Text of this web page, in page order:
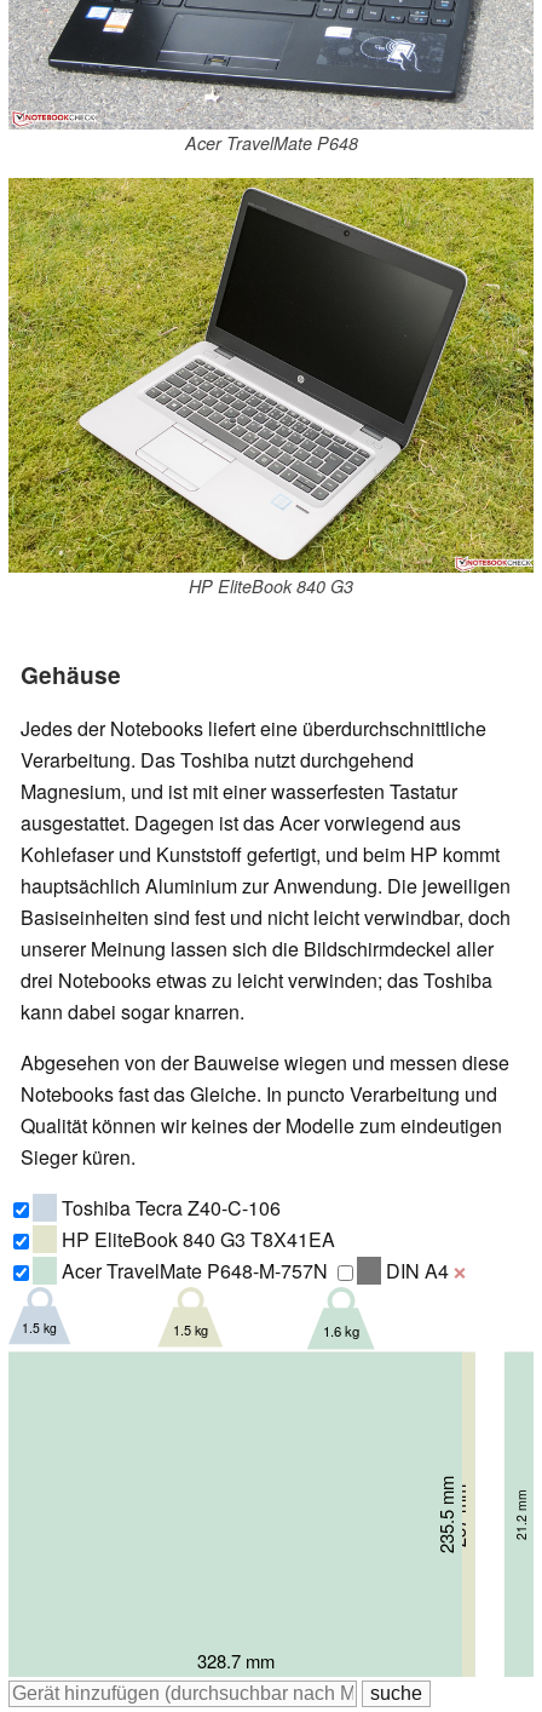
Acer TravelMate P648
HP EliteBook 840 G3
Gehäuse
Jedes der Notebooks liefert eine überdurchschnittliche
Verarbeitung. Das Toshiba nutzt durchgehend
Magnesium, und ist mit einer wasserfesten Tastatur
ausgestattet. Dagegen ist das Acer vorwiegend aus
Kohlefaser und Kunststoff gefertigt, und beim HP kommt
hauptsächlich Aluminium zur Anwendung. Die jeweiligen
Basiseinheiten sind fest und nicht leicht verwindbar, doch
unserer Meinung lassen sich die Bildschirmdeckel aller
drei Notebooks etwas zu leicht verwinden; das Toshiba
kann dabei sogar knarren.
Abgesehen von der Bauweise wiegen und messen diese
Notebooks fast das Gleiche. In puncto Verarbeitung und
Qualität können wir keines der Modelle zum eindeutigen
Sieger küren.
Toshiba Tecra Z40-C-106
HP EliteBook 840 G3 T8X41EA
Acer TravelMate P648-M-757N
DIN A4 ❌
338 mm
236 mm 20.4 mm
1.5 kg
338 mm
237 mm 18.9 mm
1.5 kg
328.7 mm
235.5 mm 21.2 mm
1.6 kg